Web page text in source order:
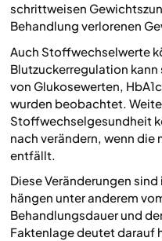
schrittweisen
Behandlung verlorenen
Auch Stoffwechselwerte
Blutzuckerregulation
von Glukosewerten,
wurden beobachtet.
Stoffwechselgesundheit
nach verändern, wenn
entfällt.
Diese Veränderungen
hängen unter anderem
Behandlungsdauer und
Faktenlage deutet darauf